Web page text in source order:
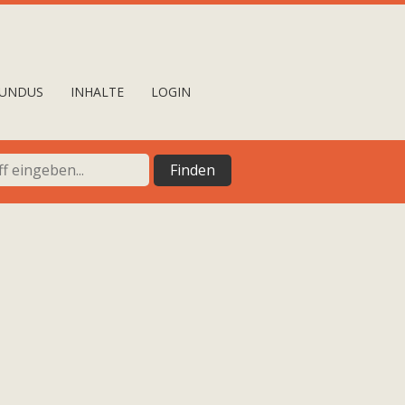
INHALTE LOGIN